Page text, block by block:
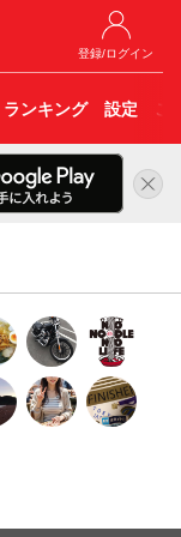
登録/ログイン
ランキング 設定 こ